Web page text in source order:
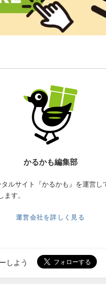
かるかも編集部
ルサイト『かるかも』を運営
す。
運営会社を詳しく見る
しよう